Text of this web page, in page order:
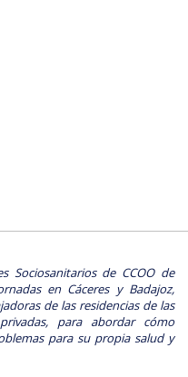
Sociosanitarios de CCOO de
en Cáceres y Badajoz,
de las residencias de las
para abordar cómo
para su propia salud y